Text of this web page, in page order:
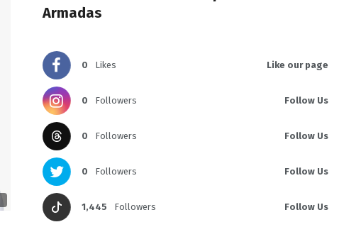
Armadas
0 Likes Like our page
0 Followers Follow Us
0 Followers Follow Us
0 Followers Follow Us
1,445 Followers Follow Us